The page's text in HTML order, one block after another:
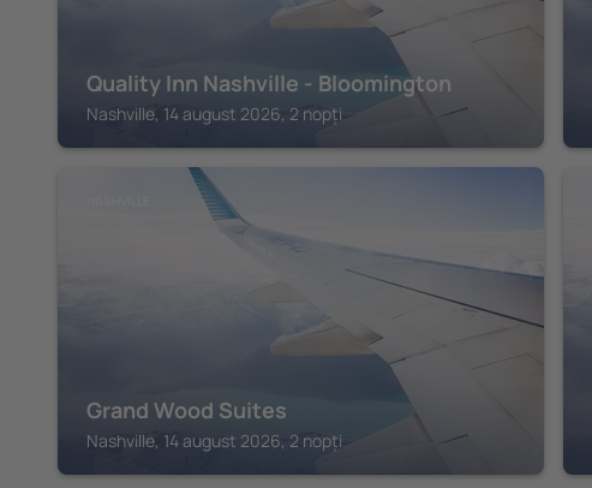
Quality Inn Nashville - Bloomington
Nashville, 14 august 2026, 2 nopți
Grand Wood Suites
Nashville, 14 august 2026, 2 nopți